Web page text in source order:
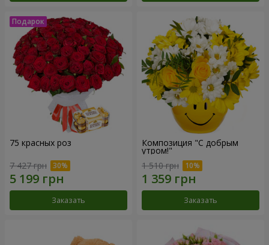
75 красных роз
7 427 грн
Заказать
Композиция "С добрым
утром!"
1 510 грн
Заказать